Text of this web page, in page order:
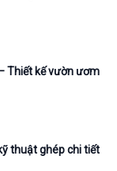
Thiết kế vườn ươm
thuật ghép chi tiết